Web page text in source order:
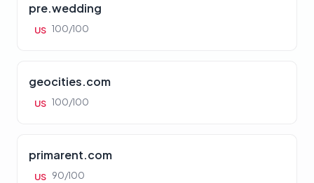
pre.wedding
US 100/100
geocities.com
US 100/100
primarent.com
US 90/100